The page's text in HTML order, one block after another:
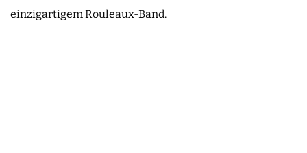
einzigartigem Rouleaux-Band.